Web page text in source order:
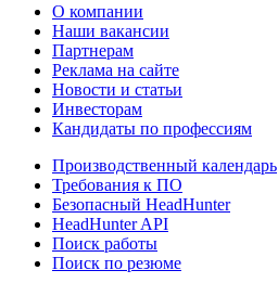
О компании
Наши вакансии
Партнерам
Реклама на сайте
Новости и статьи
Инвесторам
Кандидаты по профессиям
Производственный календарь
Требования к ПО
Безопасный HeadHunter
HeadHunter API
Поиск работы
Поиск по резюме